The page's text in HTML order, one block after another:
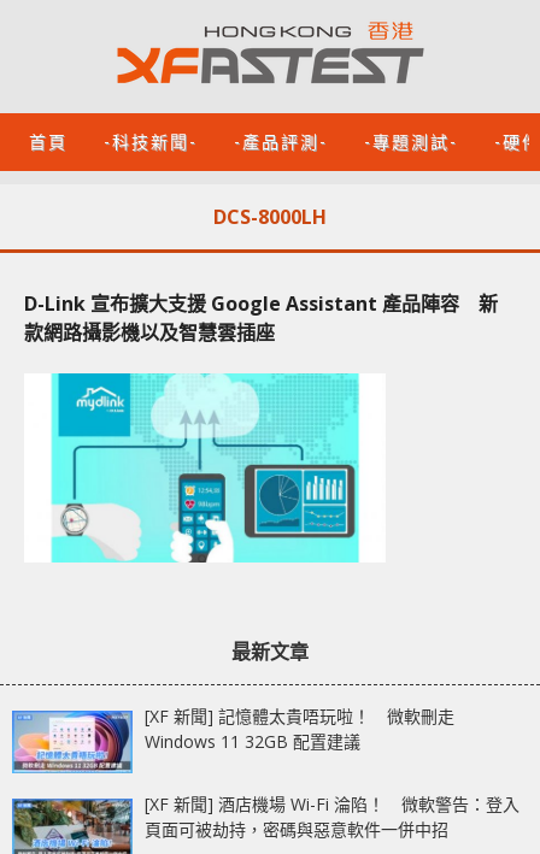
首頁 -科技新聞- -產品評測- -專題測試- -硬
DCS-8000LH
D-Link 宣布擴大支援 Google Assistant 產品陣容 新
款網路攝影機以及智慧雲插座
最新文章
[XF 新聞] 記憶體太貴唔玩啦！ 微軟刪走
Windows 11 32GB 配置建議
[XF 新聞] 酒店機場 Wi-Fi 淪陷！ 微軟警告：登入
頁面可被劫持，密碼與惡意軟件一併中招